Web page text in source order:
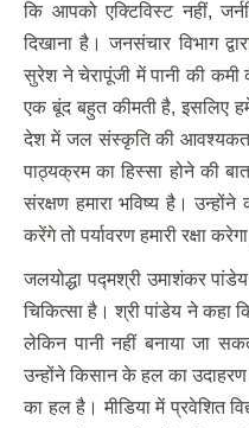
कि आपको एक्टिविस्ट नहीं,
दिखाना है। जनसंचार विभाग
सुरेश ने चेरापूंजी में पानी की
एक बूंद बहुत कीमती है, इसलिए
देश में जल संस्कृति की आवश्यकता
पाठ्यक्रम का हिस्सा होने की
संरक्षण हमारा भविष्य है।
करेंगे तो पर्यावरण हमारी रक्षा
जलयोद्धा पद्मश्री उमाशंकर
चिकित्सा है। श्री पांडेय ने कहा
लेकिन पानी नहीं बनाया जा
उन्होंने किसान के हल का
का हल है। मीडिया में प्रवेशित